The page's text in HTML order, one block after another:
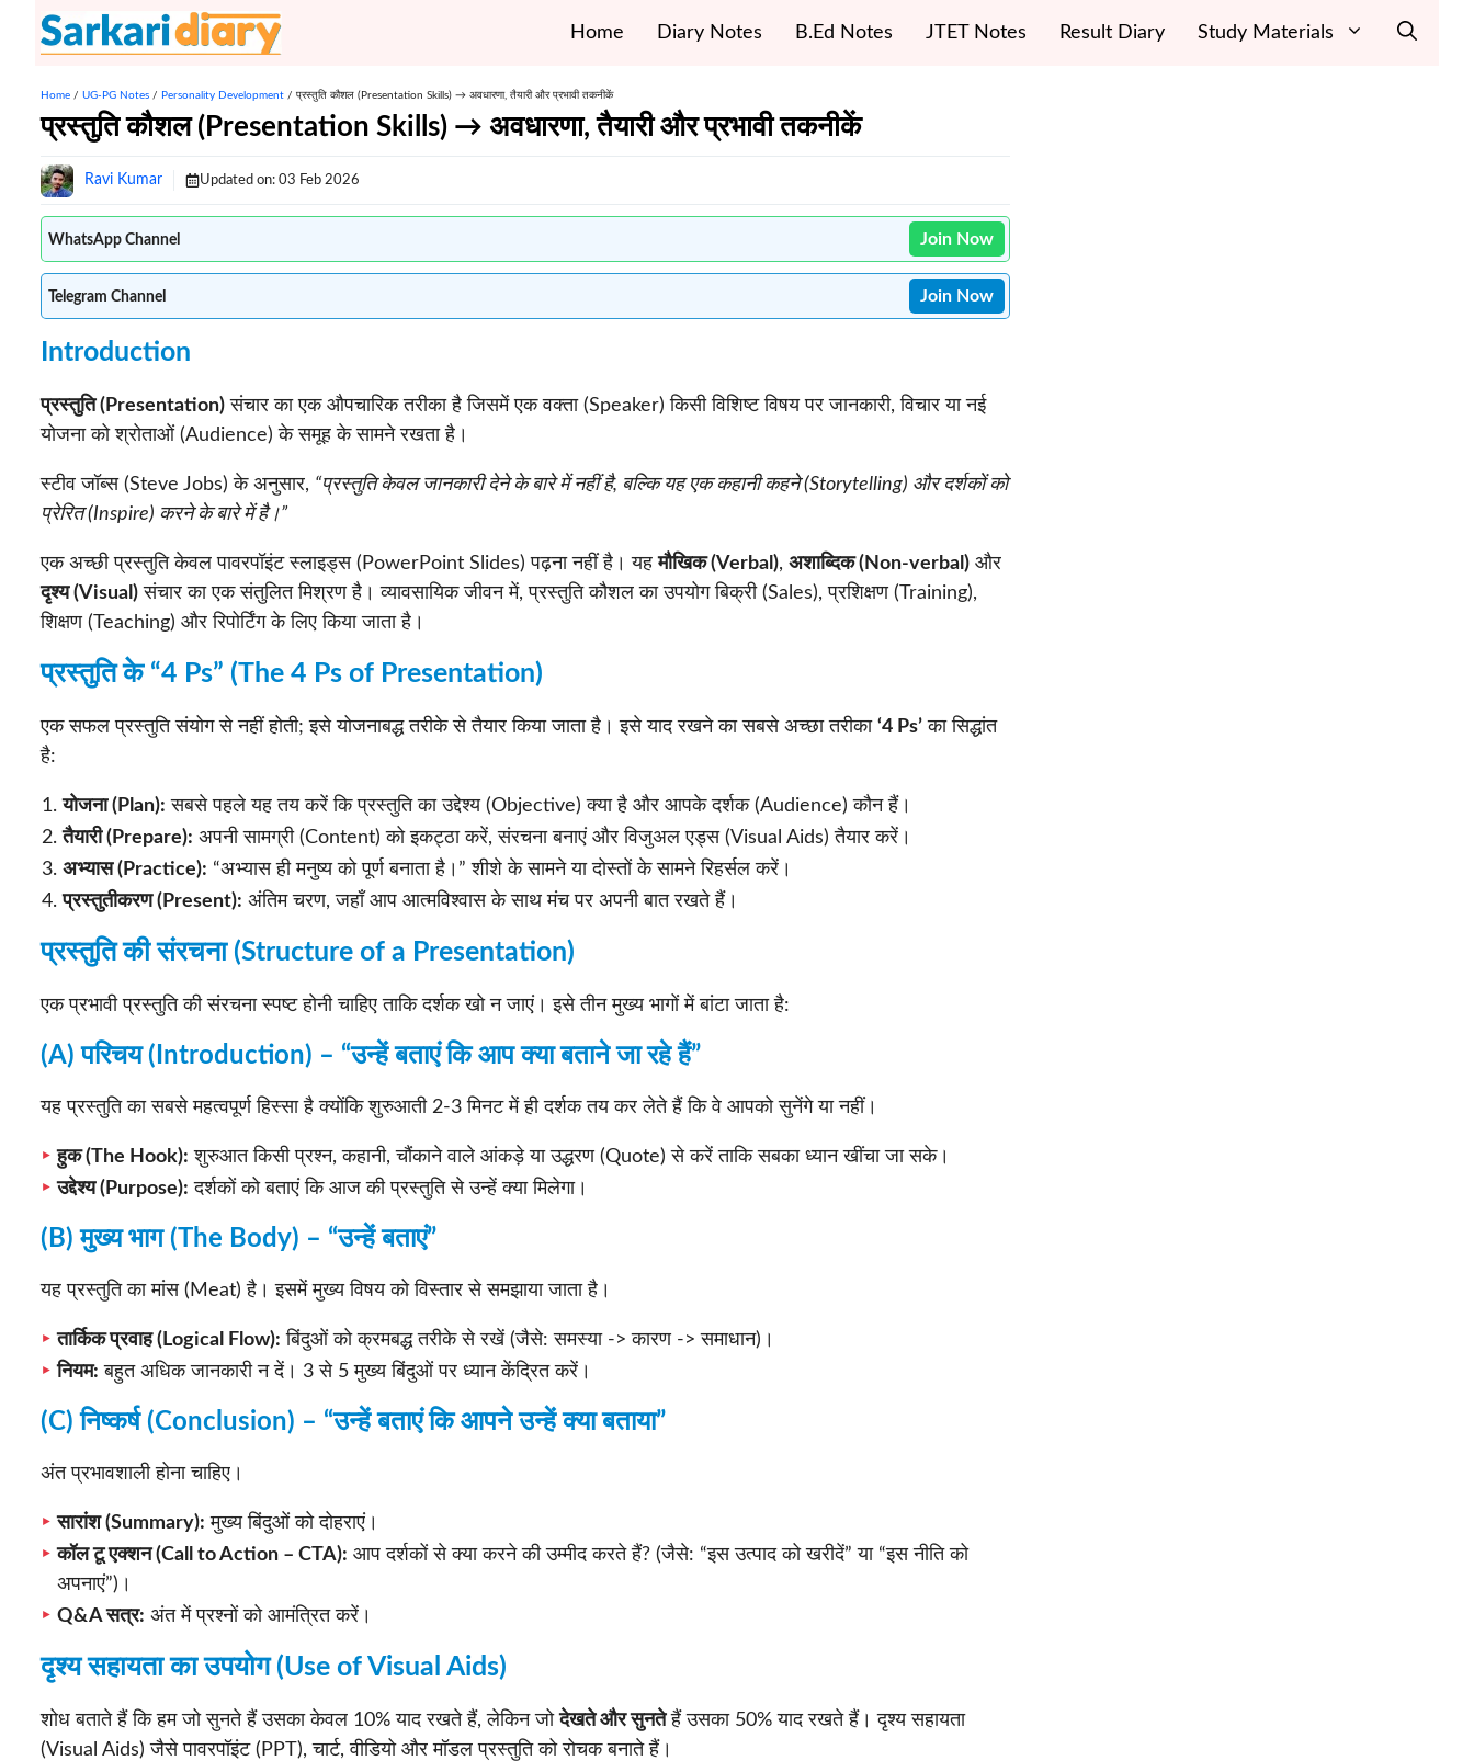
Home Diary Notes B.Ed Notes JTET Notes Result Diary Study Materials
Home / UG-PG Notes / Personality Development / प्रस्तुति कौशल (Presentation Skills) → अवधारणा, तैयारी और प्रभावी तकनीकें
प्रस्तुति कौशल (Presentation Skills) → अवधारणा, तैयारी और प्रभावी तकनीकें
Ravi Kumar Updated on: 03 Feb 2026
WhatsApp Channel Join Now
Telegram Channel Join Now
Introduction
प्रस्तुति (Presentation) संचार का एक औपचारिक तरीका है जिसमें एक वक्ता (Speaker) किसी विशिष्ट विषय पर जानकारी, विचार या नई
योजना को श्रोताओं (Audience) के समूह के सामने रखता है।
स्टीव जॉब्स (Steve Jobs) के अनुसार, “प्रस्तुति केवल जानकारी देने के बारे में नहीं है, बल्कि यह एक कहानी कहने (Storytelling) और दर्शकों को
प्रेरित (Inspire) करने के बारे में है।”
एक अच्छी प्रस्तुति केवल पावरपॉइंट स्लाइड्स (PowerPoint Slides) पढ़ना नहीं है। यहमौखिक (Verbal), अशाब्दिक (Non-verbal) और
दृश्य (Visual) संचार का एक संतुलित मिश्रण है। व्यावसायिक जीवन में, प्रस्तुति कौशल का उपयोग बिक्री (Sales), प्रशिक्षण (Training),
शिक्षण (Teaching) और रिपोर्टिंग के लिए किया जाता है।
प्रस्तुति के “4 Ps” (The 4 Ps of Presentation)
एक सफल प्रस्तुति संयोग से नहीं होती; इसे योजनाबद्ध तरीके से तैयार किया जाता है। इसे याद रखने का सबसे अच्छा तरीका ‘4 Ps’ का सिद्धांत
है:
योजना (Plan): सबसे पहले यह तय करें कि प्रस्तुति का उद्देश्य (Objective) क्या है और आपके दर्शक (Audience) कौन हैं।
तैयारी (Prepare): अपनी सामग्री (Content) को इकट्ठा करें, संरचना बनाएं और विजुअल एड्स (Visual Aids) तैयार करें।
अभ्यास (Practice): “अभ्यास ही मनुष्य को पूर्ण बनाता है।” शीशे के सामने या दोस्तों के सामने रिहर्सल करें।
प्रस्तुतीकरण (Present): अंतिम चरण, जहाँ आप आत्मविश्वास के साथ मंच पर अपनी बात रखते हैं।
प्रस्तुति की संरचना (Structure of a Presentation)
एक प्रभावी प्रस्तुति की संरचना स्पष्ट होनी चाहिए ताकि दर्शक खो न जाएं। इसे तीन मुख्य भागों में बांटा जाता है:
(A) परिचय (Introduction) – “उन्हें बताएं कि आप क्या बताने जा रहे हैं”
यह प्रस्तुति का सबसे महत्वपूर्ण हिस्सा है क्योंकि शुरुआती 2-3 मिनट में ही दर्शक तय कर लेते हैं कि वे आपको सुनेंगे या नहीं।
हुक (The Hook): शुरुआत किसी प्रश्न, कहानी, चौंकाने वाले आंकड़े या उद्धरण (Quote) से करें ताकि सबका ध्यान खींचा जा सके।
उद्देश्य (Purpose): दर्शकों को बताएं कि आज की प्रस्तुति से उन्हें क्या मिलेगा।
(B) मुख्य भाग (The Body) – “उन्हें बताएं”
यह प्रस्तुति का मांस (Meat) है। इसमें मुख्य विषय को विस्तार से समझाया जाता है।
तार्किक प्रवाह (Logical Flow): बिंदुओं को क्रमबद्ध तरीके से रखें (जैसे: समस्या -> कारण -> समाधान)।
नियम: बहुत अधिक जानकारी न दें। 3 से 5 मुख्य बिंदुओं पर ध्यान केंद्रित करें।
(C) निष्कर्ष (Conclusion) – “उन्हें बताएं कि आपने उन्हें क्या बताया”
अंत प्रभावशाली होना चाहिए।
सारांश (Summary): मुख्य बिंदुओं को दोहराएं।
कॉल टू एक्शन (Call to Action – CTA): आप दर्शकों से क्या करने की उम्मीद करते हैं? (जैसे: “इस उत्पाद को खरीदें” या “इस नीति को
अपनाएं”)।
Q&A सत्र: अंत में प्रश्नों को आमंत्रित करें।
दृश्य सहायता का उपयोग (Use of Visual Aids)
शोध बताते हैं कि हम जो सुनते हैं उसका केवल 10% याद रखते हैं, लेकिन जोदेखते और सुनतेहैं उसका 50% याद रखते हैं। दृश्य सहायता
(Visual Aids) जैसे पावरपॉइंट (PPT), चार्ट, वीडियो और मॉडल प्रस्तुति को रोचक बनाते हैं।